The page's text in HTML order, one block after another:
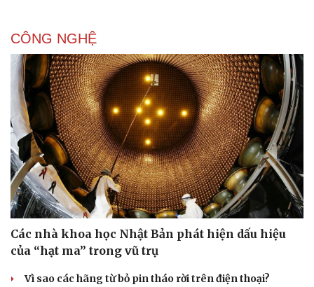
CÔNG NGHỆ
Các nhà khoa học Nhật Bản phát hiện dấu hiệu
của “hạt ma” trong vũ trụ
Vì sao các hãng từ bỏ pin tháo rời trên điện thoại?